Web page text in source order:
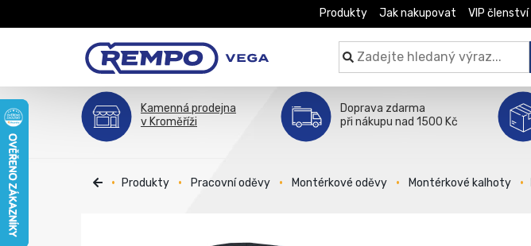
Produkty Jak nakupovat VIP členství
Kamenná prodejna
v Kroměříži
Doprava zdarma
při nákupu nad 1500 Kč
Produkty Pracovní oděvy Montérkové oděvy Montérkové kalhoty